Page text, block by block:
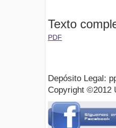
Texto
PDF
Depósito Legal:
Copyright ©2012